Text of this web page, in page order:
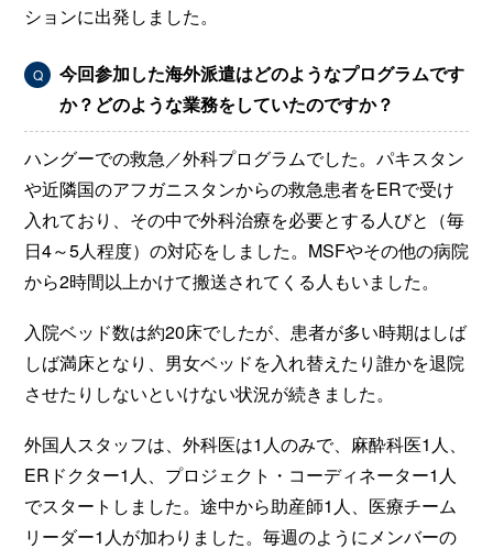
ションに出発しました。
Q
今回参加した海外派遣はどのようなプログラムです
か？どのような業務をしていたのですか？
ハングーでの救急／外科プログラムでした。パキスタン
や近隣国のアフガニスタンからの救急患者をERで受け
入れており、その中で外科治療を必要とする人びと（毎
日4～5人程度）の対応をしました。MSFやその他の病院
から2時間以上かけて搬送されてくる人もいました。
入院ベッド数は約20床でしたが、患者が多い時期はしば
しば満床となり、男女ベッドを入れ替えたり誰かを退院
させたりしないといけない状況が続きました。
外国人スタッフは、外科医は1人のみで、麻酔科医1人、
ERドクター1人、プロジェクト・コーディネーター1人
でスタートしました。途中から助産師1人、医療チーム
リーダー1人が加わりました。毎週のようにメンバーの